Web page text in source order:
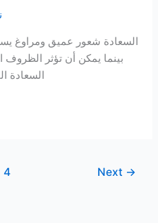
السعادة شعور عميق ومراوغ
بينما يمكن أن تؤثر الظروف
السعادة
4 Next →